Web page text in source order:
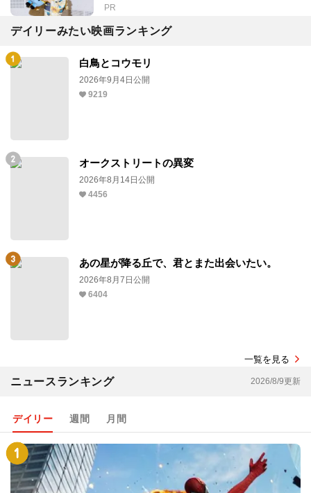
PR
デイリーみたい映画ランキング
白鳥とコウモリ
2026年9月4日公開
9219
オークストリートの異変
2026年8月14日公開
4456
あの星が降る丘で、君とまた出会いたい。
2026年8月7日公開
6404
一覧を見る
ニュースランキング 2026/8/9更新
デイリー 週間 月間